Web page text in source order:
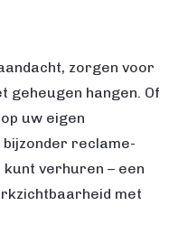
zorgen voor
geheugen hangen. Of
uw eigen
reclame-
verhuren – een
met